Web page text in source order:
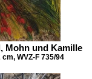
Mohn und Kamille
WVZ-F 735/94